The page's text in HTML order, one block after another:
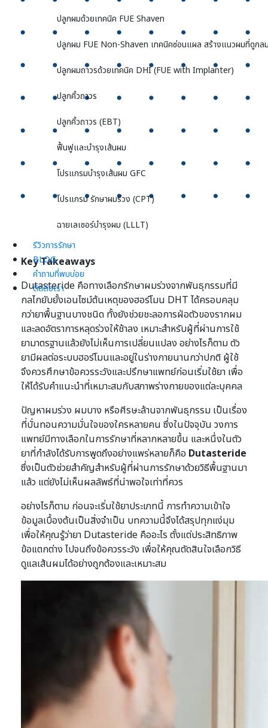
ปลูกผมด้วยเทคนิค FUE Shaven
ปลูกผม FUE Non-Shaven เทคนิคซ่อนแผล สร้างแนวผมที่ดูกล
ปลูกผมถาวรด้วยเทคนิค DHI (FUE with Implanter)
ปลูกคิ้วถาวร
ปลูกคิ้วถาวร (EBT)
ฟื้นฟูและบำรุงเส้นผม
โปรแกรมบำรุงเส้นผม GFC
โปรแกรม รักษาผมร่วง (CPT)
ฉายเลเซอร์บำรุงผม (LLLT)
รีวิวการรักษา
BLOG
คำถามที่พบบ่อย
ติดต่อเรา
Key Takeaways
Dutasteride คือทางเลือกรักษาผมร่วงจากพันธุกรรมที่มี
กลไกยับยั้งเอนไซม์ต้นเหตุของฮอร์โมน DHT ได้ครอบคลุม
กว่ายาพื้นฐานบางชนิด ทั้งยังช่วยชะลอการฝ่อตัวของรากผม
และลดอัตราการหลุดร่วงให้ช้าลง เหมาะสำหรับผู้ที่ผ่านการใช้
ยามาตรฐานแล้วยังไม่เห็นการเปลี่ยนแปลง อย่างไรก็ตาม ตัว
ยามีผลต่อระบบฮอร์โมนและอยู่ในร่างกายนานกว่าปกติ ผู้ใช้
จึงควรศึกษาข้อควรระวังและปรึกษาแพทย์ก่อนเริ่มใช้ยา เพื่อ
ให้ได้รับคำแนะนำที่เหมาะสมกับสภาพร่างกายของแต่ละบุคคล
ปัญหาผมร่วง ผมบาง หรือศีรษะล้านจากพันธุกรรม เป็นเรื่อง
ที่บั่นทอนความมั่นใจของใครหลายคน ซึ่งในปัจจุบัน วงการ
แพทย์มีทางเลือกในการรักษาที่หลากหลายขึ้น และหนึ่งในตัว
ยาที่กำลังได้รับการพูดถึงอย่างแพร่หลายก็คือ Dutasteride
ซึ่งเป็นตัวช่วยสำคัญสำหรับผู้ที่ผ่านการรักษาด้วยวิธีพื้นฐานมา
แล้ว แต่ยังไม่เห็นผลลัพธ์ที่น่าพอใจเท่าที่ควร
อย่างไรก็ตาม ก่อนจะเริ่มใช้ยาประเภทนี้ การทำความเข้าใจ
ข้อมูลเบื้องต้นเป็นสิ่งจำเป็น บทความนี้จึงได้สรุปทุกแง่มุม
เพื่อให้คุณรู้ว่ายา Dutasteride คืออะไร ตั้งแต่ประสิทธิภาพ
ข้อแตกต่าง ไปจนถึงข้อควรระวัง เพื่อให้คุณตัดสินใจเลือกวิธี
ดูแลเส้นผมได้อย่างถูกต้องและเหมาะสม